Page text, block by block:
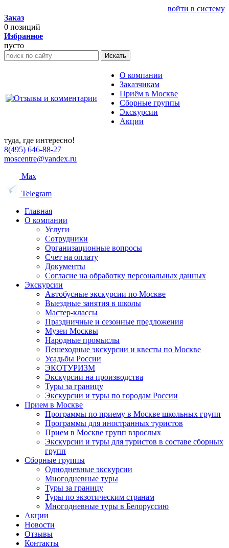
войти в систему
Заказ
0 позиций
Избранное
пусто
Искать
О компании
Заказчикам
Приём в Москве
Сборные группы
Экскурсии
Акции
туда, где интересно!
8(495) 646-88-27
moscentre@yandex.ru
Max
Telegram
Главная
О компании
Услуги
Сотрудники
Организационные вопросы
Счет на оплату
Документы
Согласие на обработку персональных данных
Экскурсии
Автобусные экскурсии по Москве
Выездные занятия в школы
Мастер-классы
Праздничные и сезонные предложения
Музеи Москвы
Народные промыслы
Пешеходные экскурсии и квесты по Москве
Усадьбы России
ЭКОТУРИЗМ
Экскурсии на производства
Туры за границу
Экскурсии и туры по городам России
Прием в Москве
Программы по приему в Москве школьных групп
Программы для иностранных туристов
Прием в Москве групп взрослых
Экскурсии и туры для туристов в составе сборных
групп
Сборные группы
Однодневные экскурсии
Многодневные туры
Туры за границу
Туры по экзотическим странам
Многодневные туры в Белоруссию
Акции
Новости
Отзывы
Контакты